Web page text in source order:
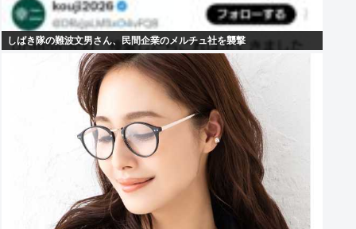
しばき隊の難波文男さん、民間企業のメルチュ社を襲撃